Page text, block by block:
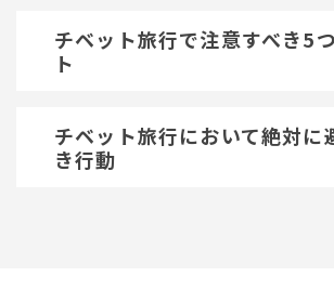
チベット旅行で注意すべき5
ト
チベット旅行において絶対に
き行動